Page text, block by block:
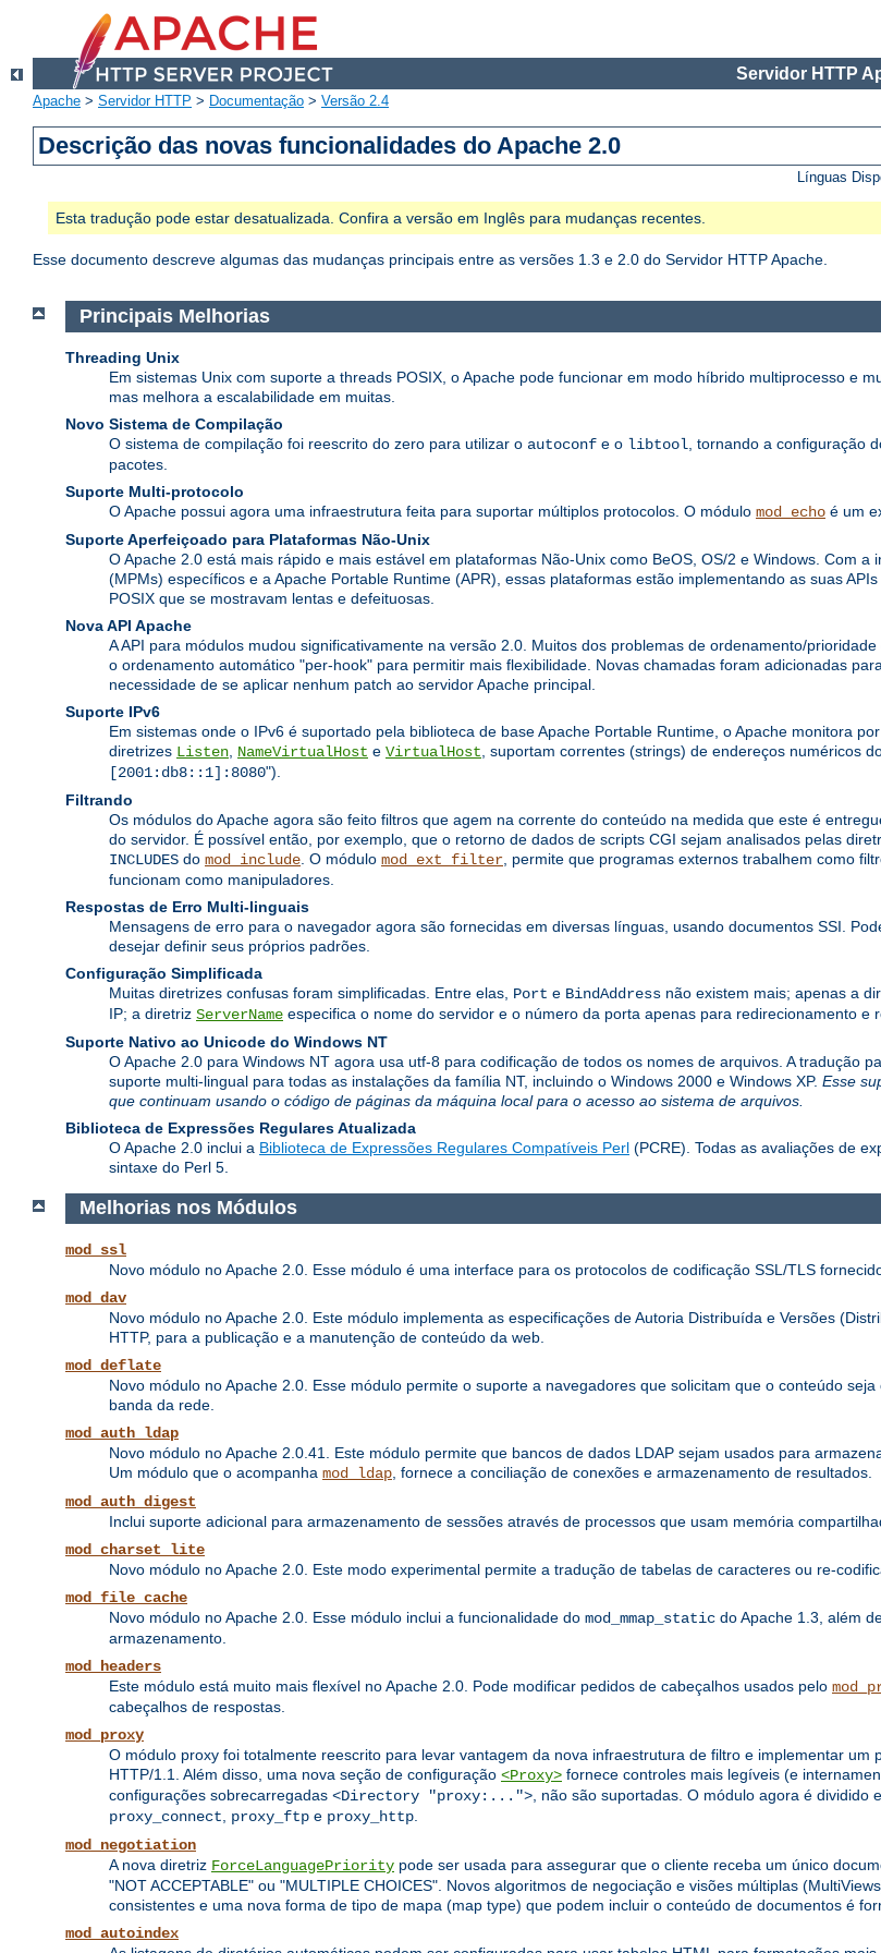
Servidor HTTP
Apache > Servidor HTTP > Documentação > Versão 2.4
Descrição das novas funcionalidades do Apache 2.0
Línguas
Esta tradução pode estar desatualizada. Confira a versão em Inglês para mudanças recentes.
Esse documento descreve algumas das mudanças principais entre as versões 1.3 e 2.0 do Servidor HTTP Apache.
Principais Melhorias
Threading Unix
Em sistemas Unix com suporte a threads POSIX, o Apache pode funcionar em modo híbrido multiprocesso e
mas melhora a escalabilidade em muitas.
Novo Sistema de Compilação
O sistema de compilação foi reescrito do zero para utilizar o autoconf e o libtool , tornando a configuração
pacotes.
Suporte Multi-protocolo
O Apache possui agora uma infraestrutura feita para suportar múltiplos protocolos. O módulo mod_echo é um
Suporte Aperfeiçoado para Plataformas Não-Unix
O Apache 2.0 está mais rápido e mais estável em plataformas Não-Unix como BeOS, OS/2 e Windows. Com a
(MPMs) específicos e a Apache Portable Runtime (APR), essas plataformas estão implementando as suas
POSIX que se mostravam lentas e defeituosas.
Nova API Apache
A API para módulos mudou significativamente na versão 2.0. Muitos dos problemas de ordenamento/
o ordenamento automático "per-hook" para permitir mais flexibilidade. Novas chamadas foram adicionadas
necessidade de se aplicar nenhum patch ao servidor Apache principal.
Suporte IPv6
Em sistemas onde o IPv6 é suportado pela biblioteca de base Apache Portable Runtime, o Apache monitora
diretrizes Listen NameVirtualHost e VirtualHost , suportam correntes (strings) de endereços numéricos
[2001:db8::1]:8080").
Filtrando
Os módulos do Apache agora são feito filtros que agem na corrente do conteúdo na medida que este é
do servidor. É possível então, por exemplo, que o retorno de dados de scripts CGI sejam analisados pelas
INCLUDES do mod_include . O módulo mod_ext_filter , permite que programas externos trabalhem como
funcionam como manipuladores.
Respostas de Erro Multi-linguais
Mensagens de erro para o navegador agora são fornecidas em diversas línguas, usando documentos SSI.
desejar definir seus próprios padrões.
Configuração Simplificada
Muitas diretrizes confusas foram simplificadas. Entre elas, Port e BindAddress não existem mais; apenas a
IP; a diretriz ServerName especifica o nome do servidor e o número da porta apenas para redirecionamento e
Suporte Nativo ao Unicode do Windows NT
O Apache 2.0 para Windows NT agora usa utf-8 para codificação de todos os nomes de arquivos. A tradução
suporte multi-lingual para todas as instalações da família NT, incluindo o Windows 2000 e Windows XP. Esse
que continuam usando o código de páginas da máquina local para o acesso ao sistema de arquivos.
Biblioteca de Expressões Regulares Atualizada
O Apache 2.0 inclui a Biblioteca de Expressões Regulares Compatíveis Perl (PCRE). Todas as avaliações de
sintaxe do Perl 5.
Melhorias nos Módulos
mod_ssl
Novo módulo no Apache 2.0. Esse módulo é uma interface para os protocolos de codificação SSL/TLS
mod_dav
Novo módulo no Apache 2.0. Este módulo implementa as especificações de Autoria Distribuída e Versões
HTTP, para a publicação e a manutenção de conteúdo da web.
mod_deflate
Novo módulo no Apache 2.0. Esse módulo permite o suporte a navegadores que solicitam que o conteúdo
banda da rede.
mod_auth_ldap
Novo módulo no Apache 2.0.41. Este módulo permite que bancos de dados LDAP sejam usados para
Um módulo que o acompanha mod_ldap , fornece a conciliação de conexões e armazenamento de resultados.
mod_auth_digest
Inclui suporte adicional para armazenamento de sessões através de processos que usam memória
mod_charset_lite
Novo módulo no Apache 2.0. Este modo experimental permite a tradução de tabelas de caracteres ou re-
mod_file_cache
Novo módulo no Apache 2.0. Esse módulo inclui a funcionalidade do mod_mmap_static do Apache 1.3, além
armazenamento.
mod_headers
Este módulo está muito mais flexível no Apache 2.0. Pode modificar pedidos de cabeçalhos usados pelo
cabeçalhos de respostas.
mod_proxy
O módulo proxy foi totalmente reescrito para levar vantagem da nova infraestrutura de filtro e implementar um
HTTP/1.1. Além disso, uma nova seção de configuração <Proxy> fornece controles mais legíveis (e
configurações sobrecarregadas <Directory "proxy:..."> , não são suportadas. O módulo agora é
proxy_connect
proxy_ftp e proxy_http
mod_negotiation
A nova diretriz ForceLanguagePriority pode ser usada para assegurar que o cliente receba um único
"NOT ACCEPTABLE" ou "MULTIPLE CHOICES". Novos algoritmos de negociação e visões múltiplas
consistentes e uma nova forma de tipo de mapa (map type) que podem incluir o conteúdo de documentos é
mod_autoindex